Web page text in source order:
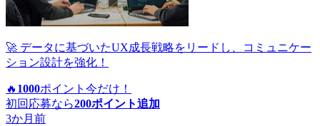
🚀 データに基づいたUX成長戦略をリードし、コミュニケー
ション設計を強化！
🔥 1000ポイント 今だけ！
初回応募なら200ポイント追加
3か月前